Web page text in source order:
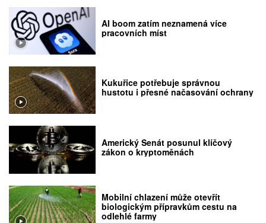
AI boom zatím neznamená více
pracovních míst
Kukuřice potřebuje správnou
hustotu i přesné načasování ochrany
Americký Senát posunul klíčový
zákon o kryptoměnách
Mobilní chlazení může otevřít
biologickým přípravkům cestu na
odlehlé farmy